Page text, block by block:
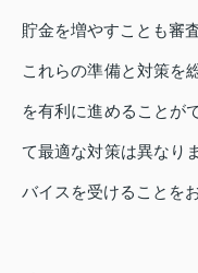
貯金を増やすことも審
これらの準備と対策を
を有利に進めることが
て最適な対策は異なり
バイスを受けることを